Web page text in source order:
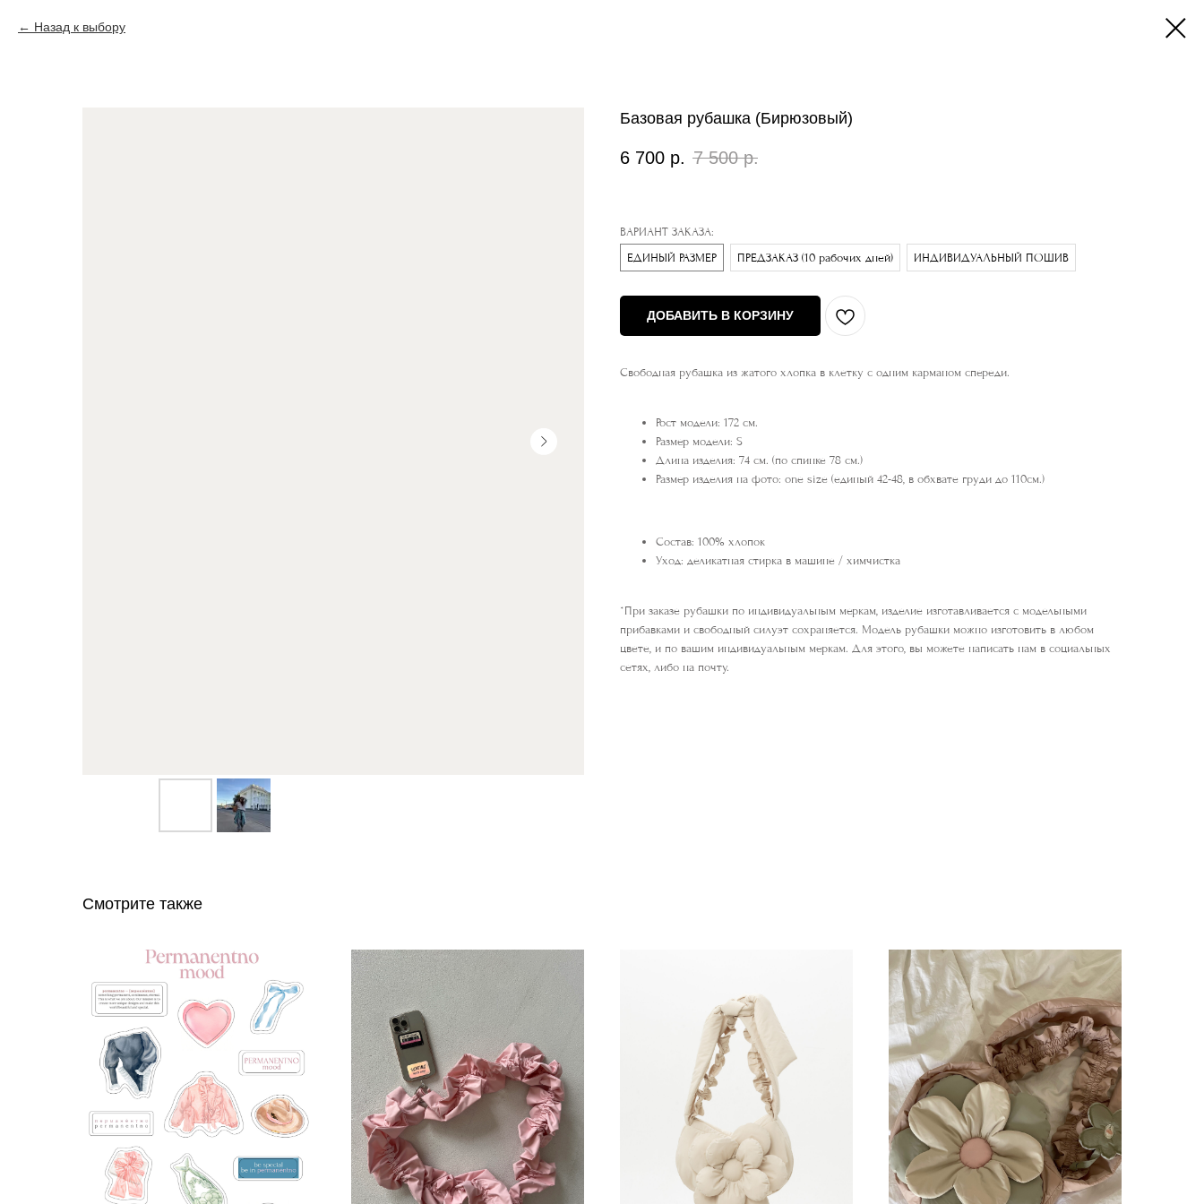
Назад к выбору
Базовая рубашка (Бирюзовый)
6 700 р. 7 500 р.
ВАРИАНТ ЗАКАЗА:
ЕДИНЫЙ РАЗМЕР
ПРЕДЗАКАЗ (10 рабочих дней) ИНДИВИДУАЛЬНЫЙ ПОШИВ
ДОБАВИТЬ В КОРЗИНУ
Свободная рубашка из жатого хлопка в клетку с одним карманом спереди.
Рост модели: 172 см.
Размер модели: S
Длина изделия: 74 см. (по спинке 78 см.)
Размер изделия на фото: one size (единый 42-48, в обхвате груди до 110см.)
Состав: 100% хлопок
Уход: деликатная стирка в машине / химчистка
*При заказе рубашки по индивидуальным меркам, изделие изготавливается с модельными
прибавками и свободный силуэт сохраняется. Модель рубашки можно изготовить в любом
цвете, и по вашим индивидуальным меркам. Для этого, вы можете написать нам в социальных
сетях, либо на почту.
Смотрите также